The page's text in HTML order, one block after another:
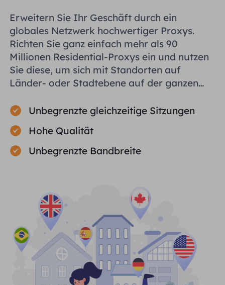
Erweitern Sie Ihr Geschäft durch ein
globales Netzwerk hochwertiger Proxys.
Richten Sie ganz einfach mehr als 90
Millionen Residential-Proxys ein und nutzen
Sie diese, um sich mit Standorten auf
Länder- oder Stadtebene auf der ganzen
effizienten Erfassung öffentlicher Daten zu
helfen.
Unbegrenzte gleichzeitige Sitzungen
Hohe Qualität
Unbegrenzte Bandbreite